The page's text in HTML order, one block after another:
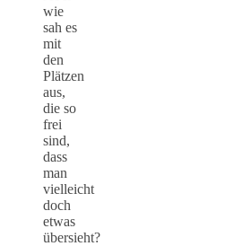
wie
sah es
mit
den
Plätzen
aus,
die so
frei
sind,
dass
man
vielleicht
doch
etwas
übersieht?